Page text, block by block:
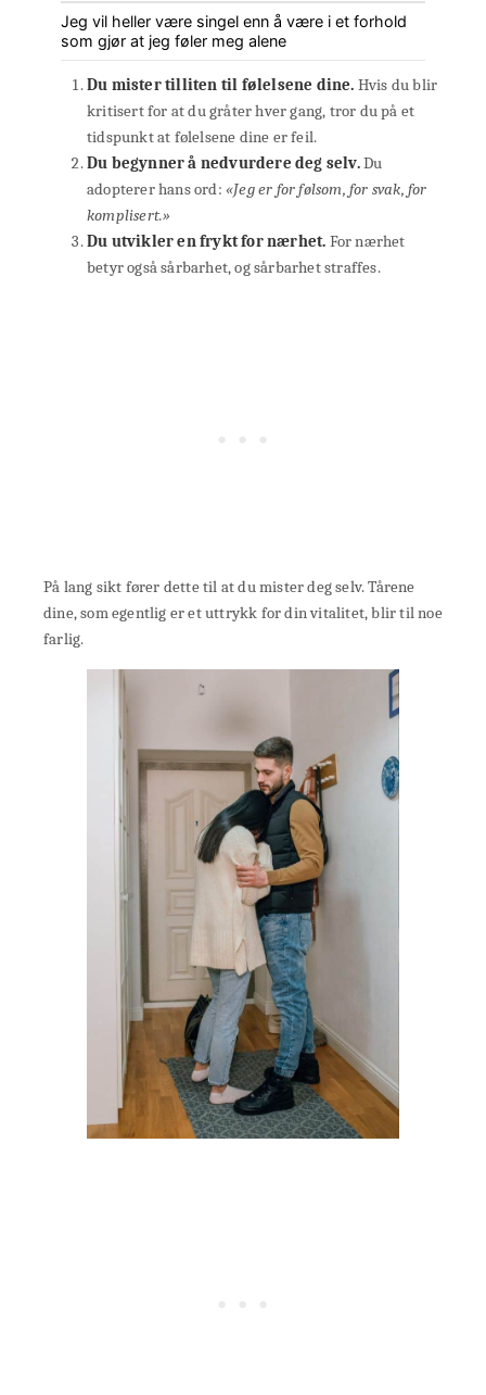
Jeg vil heller være singel enn å være i et forhold
som gjør at jeg føler meg alene
Du mister tilliten til følelsene dine. Hvis du blir
kritisert for at du gråter hver gang, tror du på et
tidspunkt at følelsene dine er feil.
Du begynner å nedvurdere deg selv.Du
adopterer hans ord: «Jeg er for følsom, for svak, for
komplisert.»
Du utvikler en frykt for nærhet. For nærhet
betyr også sårbarhet, og sårbarhet straffes.
På lang sikt fører dette til at du mister deg selv. Tårene
dine, som egentlig er et uttrykk for din vitalitet, blir til noe
farlig.